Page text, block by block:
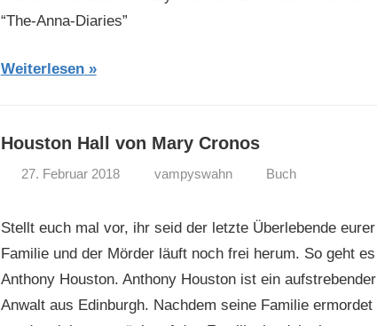
“The-Anna-Diaries”
Weiterlesen
Houston Hall von Mary Cronos
27. Februar 2018 vampyswahn Buch
Stellt euch mal vor, ihr seid der letzte Überlebende eurer
Familie und der Mörder läuft noch frei herum. So geht es
Anthony Houston. Anthony Houston ist ein aufstrebender
Anwalt aus Edinburgh. Nachdem seine Familie ermordet